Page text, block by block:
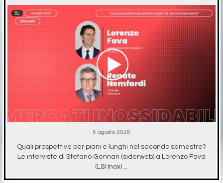
5 agosto 2026
Quali prospettive per piani e lunghi nel secondo semestre?
Le interviste di Stefano Gennari (siderweb) a Lorenzo Fava
(LSI Inox) ...